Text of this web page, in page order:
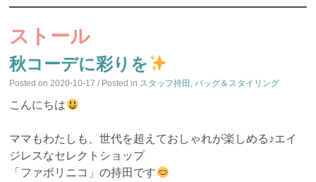
TO
CONTENT
ストール
秋コーデに彩りを
Posted on2020-10-17 / Posted in スタッフ持田 ,バッグ＆スタイリング
こんにちは
ママもわたしも、世代を超えておしゃれが楽しめる♪エイ
ジレスなセレクトショップ
「ファボリニコ」の持田です